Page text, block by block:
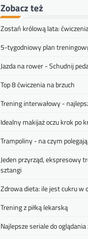
Zobacz też
Zostań królową lata:
5-tygodniowy plan
Jazda na rower - Schudnij
Top 8 ćwiczenia na brzuch
Trening interwałowy -
Idealny makijaż oczu krok po
Trampoliny - na czym
Jeden przyrząd, ekspresowy
sztangi
Zdrowa dieta: ile jest cukru w
Trening z piłką lekarską
Najlepsze seriale do